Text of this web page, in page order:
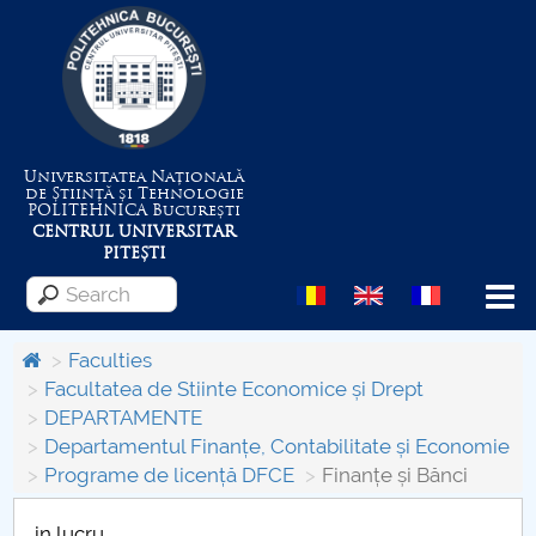
Universitatea Națională
de Știință și Tehnologie
POLITEHNICABucurești
CENTRUL UNIVERSITAR
PITEȘTI
Menu
About the University
Centrul de Management al Proiectelor
Faculties
Facultatea de Stiinte Economice și Drept
DEPARTAMENTE
Departamentul Finanțe, Contabilitate și Economie
Programe de licență DFCE
Finanțe și Bănci